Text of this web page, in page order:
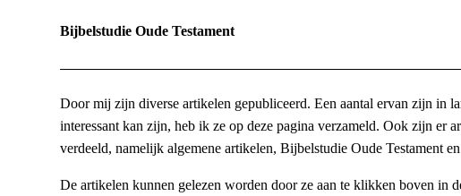
Bijbelstudie Oude Testament
Door mij zijn diverse artikelen gepubliceerd. Een aantal ervan zijn in
interessant kan zijn, heb ik ze op deze pagina verzameld. Ook zijn er
verdeeld, namelijk algemene artikelen, Bijbelstudie Oude Testament
De artikelen kunnen gelezen worden door ze aan te klikken boven in